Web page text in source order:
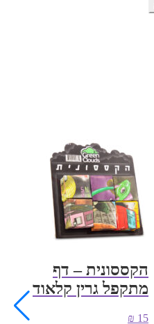
הקססונית – דף
מתקפל גרין קלאוד
₪ 15